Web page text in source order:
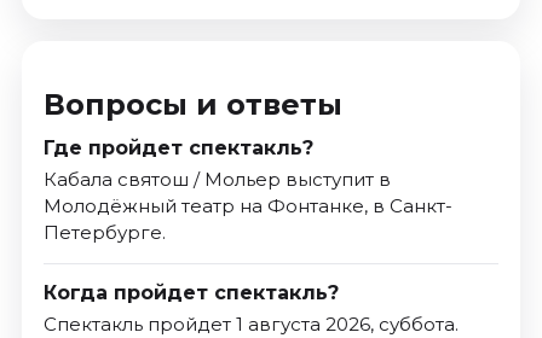
Вопросы и ответы
Где пройдет спектакль?
Кабала святош / Мольер выступит в
Молодёжный театр на Фонтанке, в Санкт-
Петербурге.
Когда пройдет спектакль?
Спектакль пройдет 1 августа 2026, суббота.